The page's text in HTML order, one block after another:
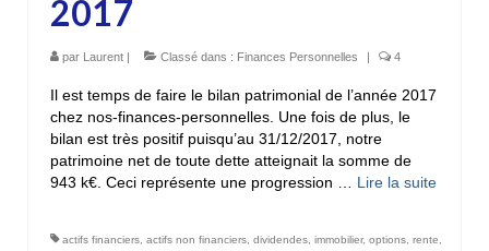
2017
par Laurent | Classé dans : Finances Personnelles | 4
Il est temps de faire le bilan patrimonial de l’année 2017
chez nos-finances-personnelles. Une fois de plus, le
bilan est très positif puisqu’au 31/12/2017, notre
patrimoine net de toute dette atteignait la somme de
943 k€. Ceci représente une progression … Lire la suite­­
actifs financiers actifs non financiers dividendes immobilier, options rente